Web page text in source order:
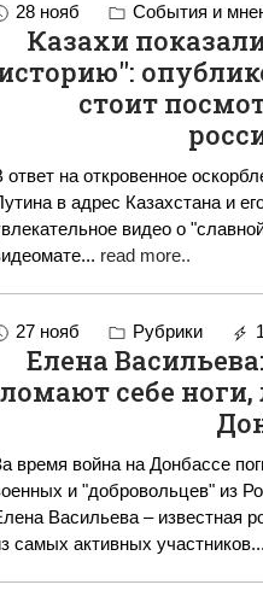
28 нояб События и
Казахи
стоит
ответ на откровенное
в адрес Казахстана и
видео о "славной
... read more..
27 нояб Рубрики
Елена
ломают себе
время война на Донбассе
и "добровольцев" из
Васильева – известная
самых активных участников...